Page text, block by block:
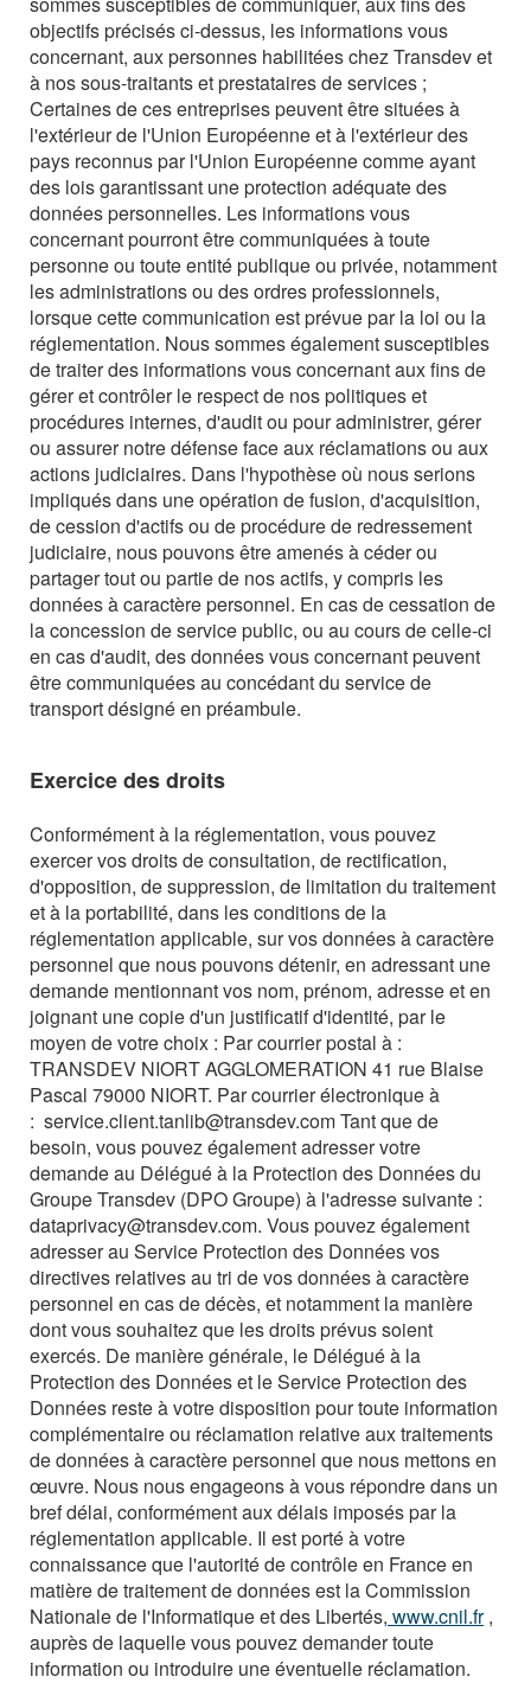
objectifs précisés ci-dessus, les informations vous
concernant, aux personnes habilitées chez Transdev et
à nos sous-traitants et prestataires de services ;
Certaines de ces entreprises peuvent être situées à
l'extérieur de l'Union Européenne et à l'extérieur des
pays reconnus par l'Union Européenne comme ayant
des lois garantissant une protection adéquate des
données personnelles. Les informations vous
concernant pourront être communiquées à toute
personne ou toute entité publique ou privée, notamment
les administrations ou des ordres professionnels,
lorsque cette communication est prévue par la loi ou la
réglementation. Nous sommes également susceptibles
de traiter des informations vous concernant aux fins de
gérer et contrôler le respect de nos politiques et
procédures internes, d'audit ou pour administrer, gérer
ou assurer notre défense face aux réclamations ou aux
actions judiciaires. Dans l'hypothèse où nous serions
impliqués dans une opération de fusion, d'acquisition,
de cession d'actifs ou de procédure de redressement
judiciaire, nous pouvons être amenés à céder ou
partager tout ou partie de nos actifs, y compris les
données à caractère personnel. En cas de cessation de
la concession de service public, ou au cours de celle-ci
en cas d'audit, des données vous concernant peuvent
être communiquées au concédant du service de
transport désigné en préambule.
Exercice des droits
Conformément à la réglementation, vous pouvez
exercer vos droits de consultation, de rectification,
d'opposition, de suppression, de limitation du traitement
et à la portabilité, dans les conditions de la
réglementation applicable, sur vos données à caractère
personnel que nous pouvons détenir, en adressant une
demande mentionnant vos nom, prénom, adresse et en
joignant une copie d'un justificatif d'identité, par le
moyen de votre choix : Par courrier postal à :
TRANSDEV NIORT AGGLOMERATION 41 rue Blaise
Pascal 79000 NIORT. Par courrier électronique à
: service.client.tanlib@transdev.comTant que de
besoin, vous pouvez également adresser votre
demande au Délégué à la Protection des Données du
Groupe Transdev (DPO Groupe) à l'adresse suivante :
dataprivacy@transdev.com. Vous pouvez également
adresser au Service Protection des Données vos
directives relatives au tri de vos données à caractère
personnel en cas de décès, et notamment la manière
dont vous souhaitez que les droits prévus soient
exercés. De manière générale, le Délégué à la
Protection des Données et le Service Protection des
Données reste à votre disposition pour toute information
complémentaire ou réclamation relative aux traitements
de données à caractère personnel que nous mettons en
œuvre. Nous nous engageons à vous répondre dans un
bref délai, conformément aux délais imposés par la
réglementation applicable. Il est porté à votre
connaissance que l'autorité de contrôle en France en
matière de traitement de données est la Commission
Nationale de l'Informatique et des Libertés, www.cnil.fr,
auprès de laquelle vous pouvez demander toute
information ou introduire une éventuelle réclamation.